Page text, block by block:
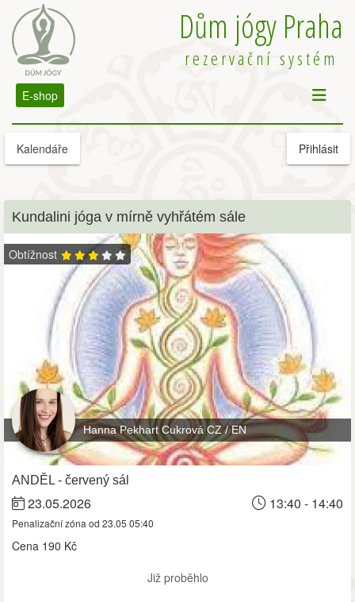
Dům jógy Praha
rezervační systém
E-shop
Kalendáře Přihlásit
Kundalini jóga v mírně vyhřátém sále
Obtížnost
Hanna Pekhart Cukrová CZ / EN
ANDĚL - červený sál
23.05.2026 13:40 - 14:40
Penalizační zóna od 23.05 05:40
Cena 190 Kč
Již proběhlo